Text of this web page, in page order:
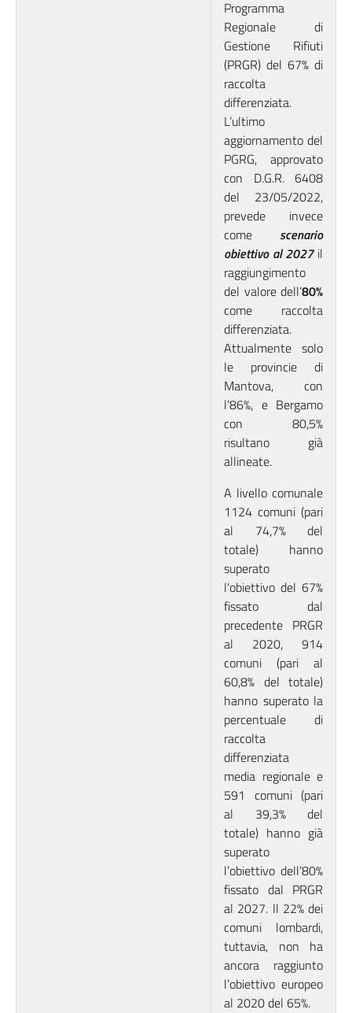
Programma
Regionale di
Gestione Rifiuti
(PRGR) del 67% di
raccolta
differenziata.
L’ultimo
aggiornamento del
PGRG, approvato
con D.G.R. 6408
del 23/05/2022,
prevede invece
come scenario
obiettivo al 2027il
raggiungimento
del valore dell’80%
come raccolta
differenziata.
Attualmente solo
le provincie di
Mantova, con
l’86%, e Bergamo
con 80,5%
risultano già
allineate.
A livello comunale
1124 comuni (pari
al 74,7% del
totale) hanno
superato
l'obiettivo del 67%
fissato dal
precedente PRGR
al 2020, 914
comuni (pari al
60,8% del totale)
hanno superato la
percentuale di
raccolta
differenziata
media regionale e
591 comuni (pari
al 39,3% del
totale) hanno già
superato
l’obiettivo dell’80%
fissato dal PRGR
al 2027. Il 22% dei
comuni lombardi,
tuttavia, non ha
ancora raggiunto
l’obiettivo europeo
al 2020 del 65%.